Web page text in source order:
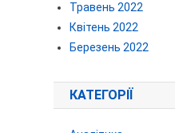
Травень 2022
Квітень 2022
Березень 2022
КАТЕГОРІЇ